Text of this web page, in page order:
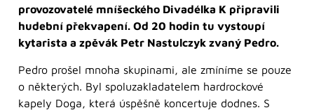
provozovatelé mníšeckého Divadélka K připravili
hudební překvapení. Od 20 hodin tu vystoupí
kytarista a zpěvák Petr Nastulczyk zvaný Pedro.
Pedro prošel mnoha skupinami, ale zmíníme se pouze
o některých. Byl spoluzakladatelem hardrockové
kapely Doga, která úspěšně koncertuje dodnes. S